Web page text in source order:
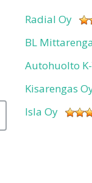
Radial Oy
BL
Autohuolto
Kisarengas
Isla Oy